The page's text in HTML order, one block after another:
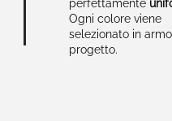
perfettamente
Ogni colore viene
selezionato in
progetto.